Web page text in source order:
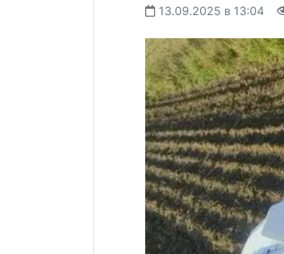
13.09.2025 в 13:04